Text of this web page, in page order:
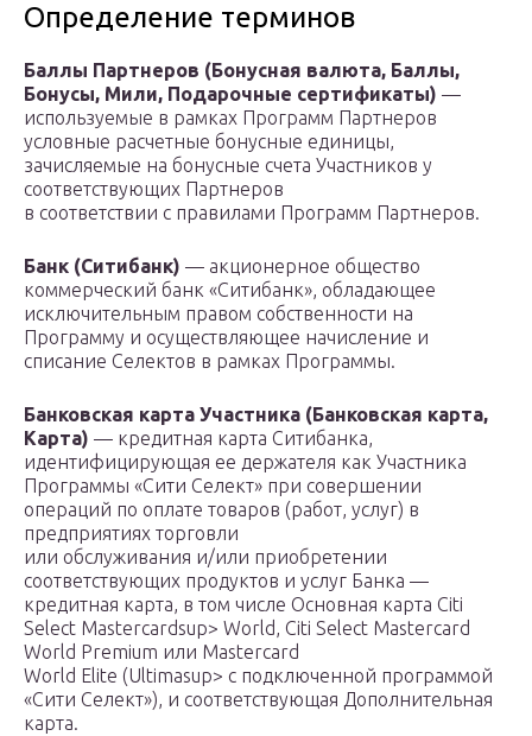
Определение терминов
Баллы Партнеров (Бонусная валюта, Баллы,
Бонусы, Мили, Подарочные сертификаты) —
используемые в рамках Программ Партнеров
условные расчетные бонусные единицы,
зачисляемые на бонусные счета Участников у
соответствующих Партнеров
в соответствии с правилами Программ Партнеров.
Банк (Ситибанк) — акционерное общество
коммерческий банк «Ситибанк», обладающее
исключительным правом собственности на
Программу и осуществляющее начисление и
списание Селектов в рамках Программы.
Банковская карта Участника (Банковская карта,
Карта) — кредитная карта Ситибанка,
идентифицирующая ее держателя как Участника
Программы «Сити Селект» при совершении
операций по оплате товаров (работ, услуг) в
предприятиях торговли
или обслуживания и/или приобретении
соответствующих продуктов и услуг Банка —
кредитная карта, в том числе Основная карта Citi
Select Mastercardsup> World, Citi Select Mastercard
World Premium или Mastercard
World Elite (Ultimasup> с подключенной программой
«Сити Селект»), и соответствующая Дополнительная
карта.